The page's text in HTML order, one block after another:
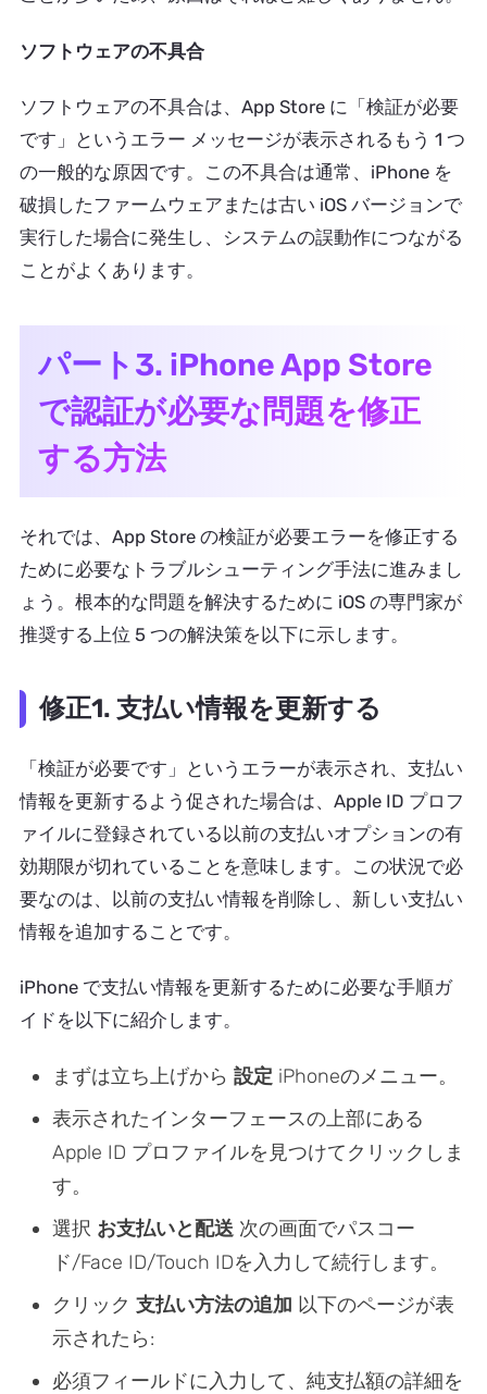
ソフトウェアの不具合
ソフトウェアの不具合は、App Store に「検証が必要
です」というエラー メッセージが表示されるもう 1 つ
の一般的な原因です。この不具合は通常、iPhone を
破損したファームウェアまたは古い iOS バージョンで
実行した場合に発生し、システムの誤動作につながる
ことがよくあります。
パート3. iPhone App Store
で認証が必要な問題を修正
する方法
それでは、App Store の検証が必要エラーを修正する
ために必要なトラブルシューティング手法に進みまし
ょう。根本的な問題を解決するために iOS の専門家が
推奨する上位 5 つの解決策を以下に示します。
修正1. 支払い情報を更新する
「検証が必要です」というエラーが表示され、支払い
情報を更新するよう促された場合は、Apple ID プロフ
ァイルに登録されている以前の支払いオプションの有
効期限が切れていることを意味します。この状況で必
要なのは、以前の支払い情報を削除し、新しい支払い
情報を追加することです。
iPhone で支払い情報を更新するために必要な手順ガ
イドを以下に紹介します。
まずは立ち上げから 設定 iPhoneのメニュー。
表示されたインターフェースの上部にある
Apple ID プロファイルを見つけてクリックしま
す。
選択 お支払いと配送次の画面でパスコー
ド/Face ID/Touch IDを入力して続行します。
クリック 支払い方法の追加 以下のページが表
示されたら:
必須フィールドに入力して、純支払額の詳細を